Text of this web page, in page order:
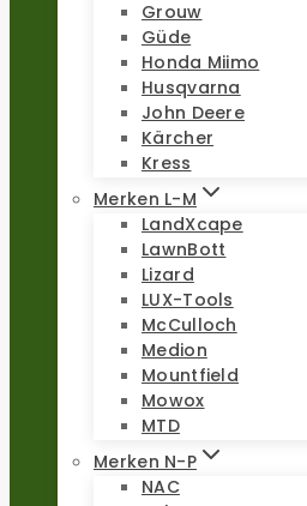
Grouw
Güde
Honda Miimo
Husqvarna
John Deere
Kärcher
Kress
Merken L-M
LandXcape
LawnBott
Lizard
LUX-Tools
McCulloch
Medion
Mountfield
Mowox
MTD
Merken N-P
NAC